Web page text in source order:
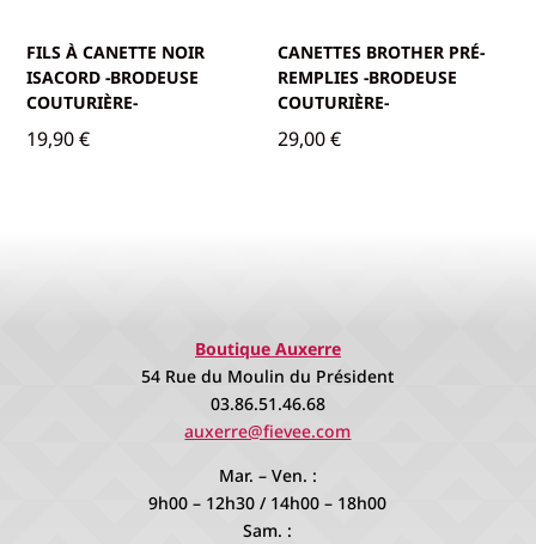
FILS À CANETTE NOIR
ISACORD -BRODEUSE
COUTURIÈRE-
19,90€
CANETTES BROTHER PRÉ-
REMPLIES -BRODEUSE
COUTURIÈRE-
29,00€
Boutique Auxerre
54 Rue du Moulin du Président
03.86.51.46.68
auxerre@fievee.com
Mar. – Ven. :
9h00 – 12h30 / 14h00 – 18h00
Sam. :